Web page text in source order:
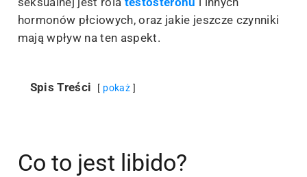
hormonów płciowych, oraz jakie jeszcze czynniki
mają wpływ na ten aspekt.
Spis Treści pokaż
Co to jest libido?